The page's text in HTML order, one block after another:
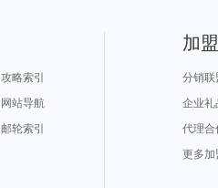
攻略索引
网站导航
邮轮索引
加
分销联
企业礼
代理合
更多加